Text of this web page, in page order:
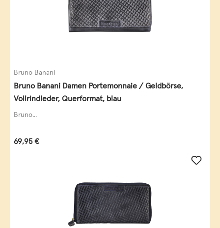
Bruno Banani
Bruno Banani Damen Portemonnaie / Geldbörse,
Vollrindleder, Querformat, blau
Bruno...
Regulärer Preis:
69,95 €